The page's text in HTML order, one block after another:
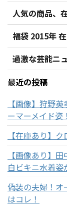
人気の商品、
福袋 2015年
過激な芸能ニ
最近の投稿
【画像】狩野
ーマーメイド姿！
【在庫あり】
【画像あり】
白ビキニ水着姿
偽装の夫婦！オ
はコレ！